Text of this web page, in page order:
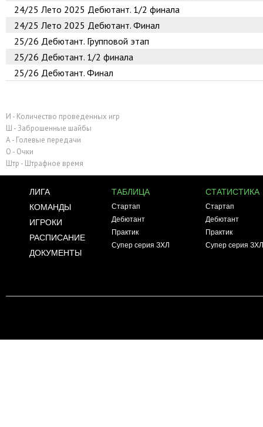
24/25 Лето 2025 Дебютант. 1/2 финала
24/25 Лето 2025 Дебютант. Финал
25/26 Дебютант. Групповой этап
25/26 Дебютант. 1/2 финала
25/26 Дебютант. Финал
И - Количество проведенных игр
Ш - Заброшенные шайбы
А - Голевые передачи
О - Очки
Штр - Штрафное время
ЛИГА
КОМАНДЫ
ТАБЛИЦА
Стартап
Дебютант
Практик
Супер серия ЗХЛ
СТАТИСТИКА
Стартап
Дебютант
Практик
Супер серия ЗХЛ
ИГРОКИ
РАСПИСАНИЕ
ДОКУМЕНТЫ